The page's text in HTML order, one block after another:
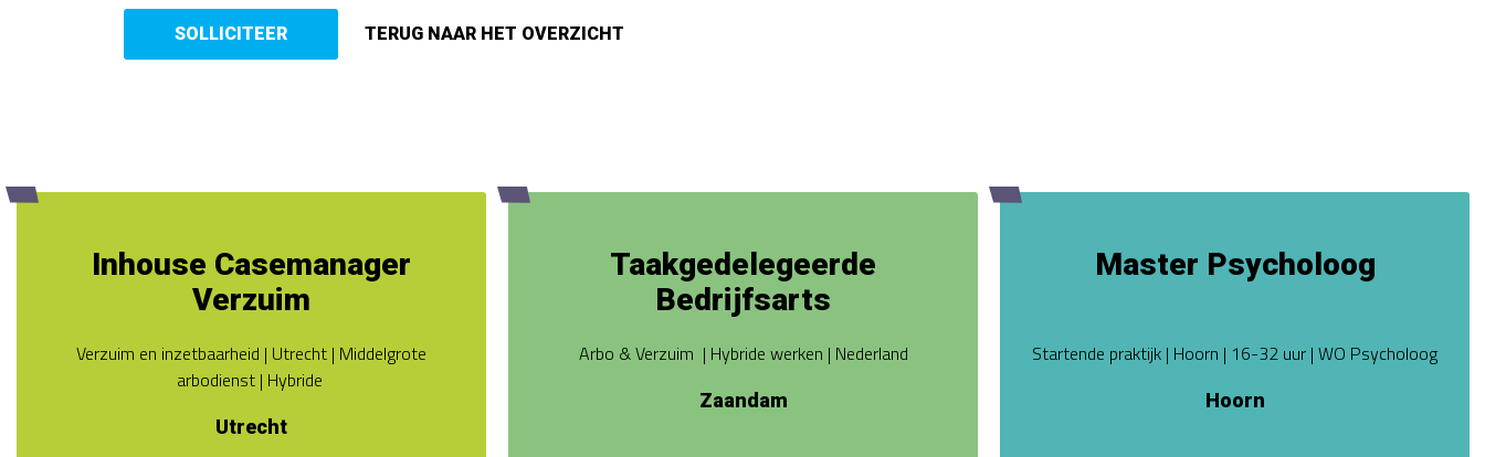
Inhouse Casemanager
Verzuim
Verzuim en inzetbaarheid | Utrecht | Middelgrote
arbodienst | Hybride
Utrecht
Taakgedelegeerde
Bedrijfsarts
Arbo & Verzuim | Hybride werken | Nederland
Zaandam
Master Psycholoog
Startende praktijk | Hoorn | 16-32 uur | WO Psycholoog
Hoorn